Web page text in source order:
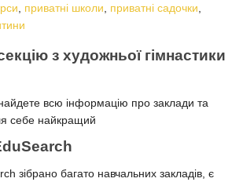
приватні школи приватні садочки
з художньої гімнастики
всю інформацію про заклади та
себе найкращий
зібрано багато навчальних закладів, є